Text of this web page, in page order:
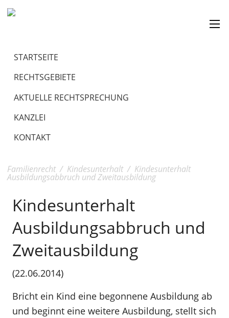
STARTSEITE
RECHTSGEBIETE
AKTUELLE RECHTSPRECHUNG
KANZLEI
KONTAKT
Familienrecht / Kindesunterhalt / Kindesunterhalt
Ausbildungsabbruch und Zweitausbildung
Kindesunterhalt
Ausbildungsabbruch und
Zweitausbildung
(22.06.2014)
Bricht ein Kind eine begonnene Ausbildung ab
und beginnt eine weitere Ausbildung, stellt sich